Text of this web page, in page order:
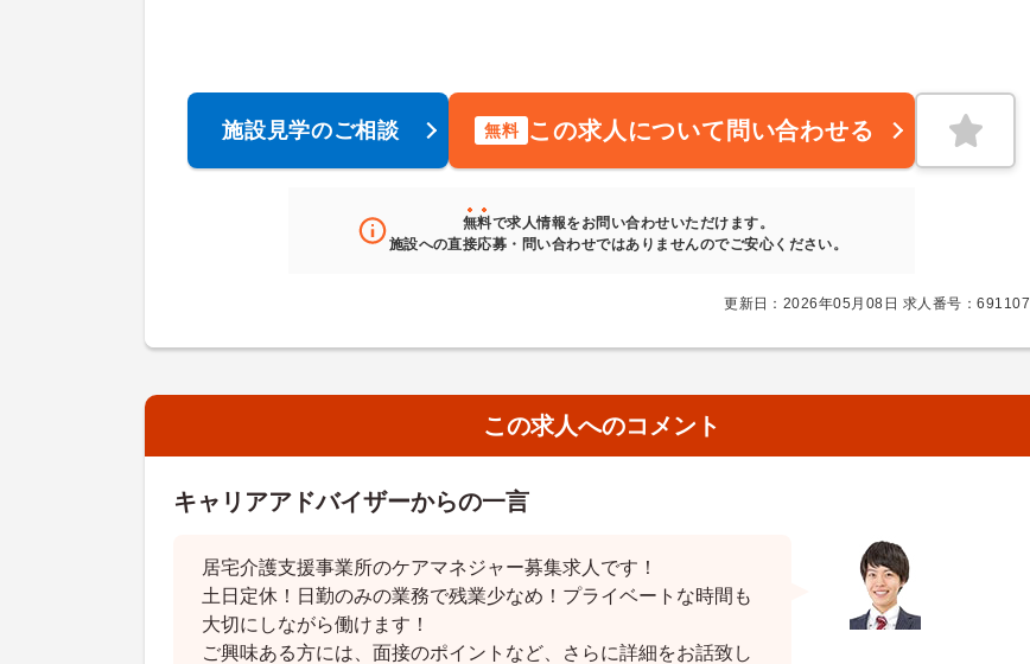
施設見学のご相談 無料 この求人について問い合わせる
無料で求人情報をお問い合わせいただけます。
施設への直接応募・問い合わせではありませんのでご安心ください。
更新日：2026年05月08日 求人番号：691107
この求人へのコメント
キャリアアドバイザーからの一言
居宅介護支援事業所のケアマネジャー募集求人です！
土日定休！日勤のみの業務で残業少なめ！プライベートな時間も
大切にしながら働けます！
ご興味ある方には、面接のポイントなど、さらに詳細をお話致し